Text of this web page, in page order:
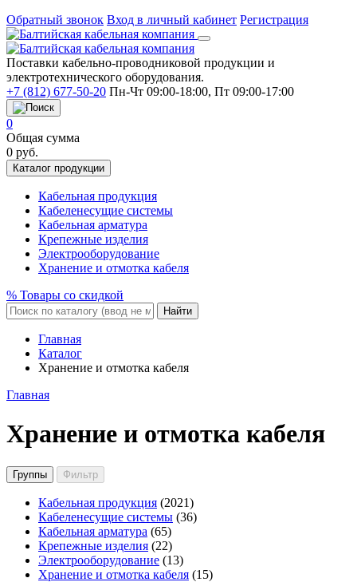
Обратный звонок Вход в личный кабинет Регистрация
Поставки кабельно-проводниковой продукции и
электротехнического оборудования.
+7 (812) 677-50-20 Пн-Чт 09:00-18:00, Пт 09:00-17:00
0
Общая сумма
0 руб.
Каталог продукции
Кабельная продукция
Кабеленесущие системы
Кабельная арматура
Крепежные изделия
Электрооборудование
Хранение и отмотка кабеля
% Товары со скидкой
Найти
Главная
Каталог
Хранение и отмотка кабеля
Главная
Хранение и отмотка кабеля
Группы Фильтр
Кабельная продукция (2021)
Кабеленесущие системы (36)
Кабельная арматура (65)
Крепежные изделия (22)
Электрооборудование (13)
Хранение и отмотка кабеля (15)